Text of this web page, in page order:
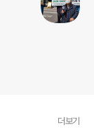
더보기